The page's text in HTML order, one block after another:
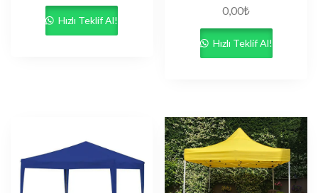
Hızlı Teklif Al!
0,00₺
Hızlı Teklif Al!